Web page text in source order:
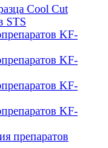
Cool Cut
STS
KF-
KF-
KF-
KF-
препаратов